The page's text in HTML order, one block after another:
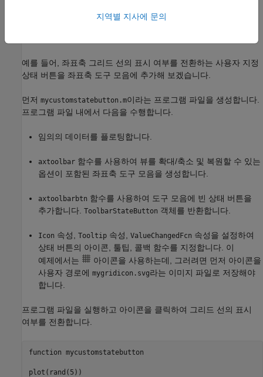
예를 들어, 좌표축 그리드 선의 표시 여부를 전환하는 사용자 지정
상태 버튼을 좌표축 도구 모음에 추가해 보겠습니다.
먼저 mycustomstatebutton.m이라는 프로그램 파일을 생성합니다.
프로그램 파일 내에서 다음을 수행합니다.
임의의 데이터를 플로팅합니다.
axtoolbar 함수를 사용하여 뷰를 확대/축소 및 복원할 수 있는
옵션이 포함된 좌표축 도구 모음을 생성합니다.
axtoolbarbtn 함수를 사용하여 도구 모음에 빈 상태 버튼을
추가합니다. ToolbarStateButton 객체를 반환합니다.
Icon 속성, Tooltip 속성, ValueChangedFcn 속성을 설정하여
상태 버튼의 아이콘, 툴팁, 콜백 함수를 지정합니다. 이
예제에서는
아이콘을 사용하는데, 그러려면 먼저 아이콘을
사용자 경로에 mygridicon.svg라는 이미지 파일로 저장해야
합니다.
프로그램 파일을 실행하고 아이콘을 클릭하여 그리드 선의 표시
여부를 전환합니다.
function mycustomstatebutton
plot(rand(5))
지역별 지사에 문의